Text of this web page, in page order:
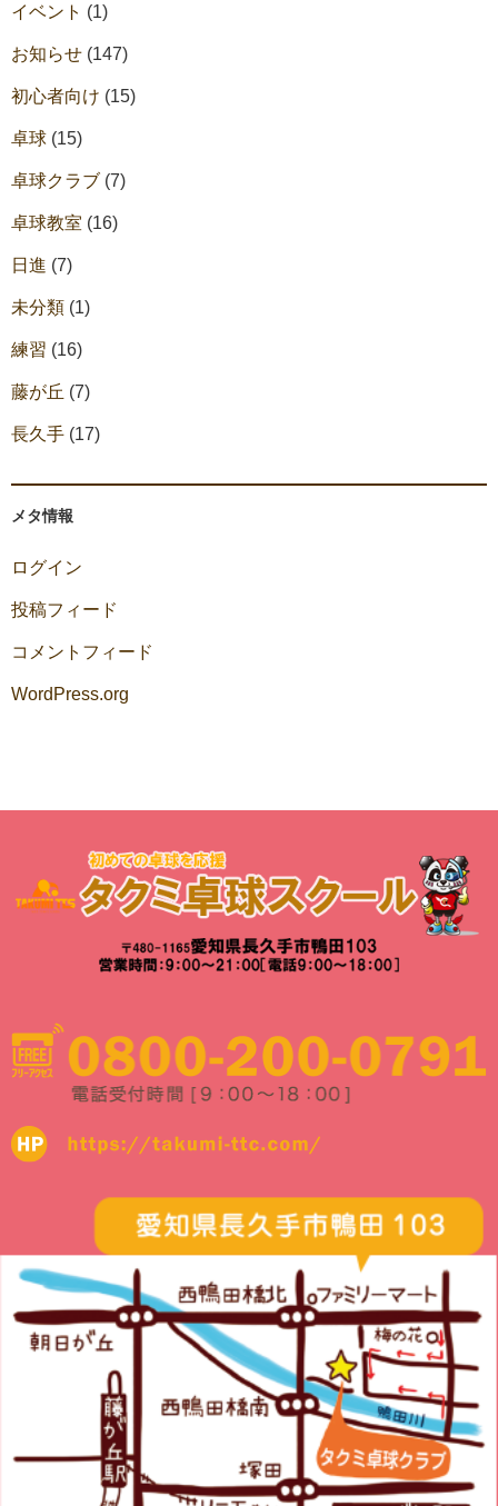
イベント (1)
お知らせ (147)
初心者向け (15)
卓球 (15)
卓球クラブ (7)
卓球教室 (16)
日進 (7)
未分類 (1)
練習 (16)
藤が丘 (7)
長久手 (17)
メタ情報
ログイン
投稿フィード
コメントフィード
WordPress.org